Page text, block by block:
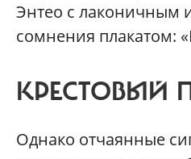
Энтео с
сомнения плакатом:
КРЕСТОВЫЙ
Однако отчаянные